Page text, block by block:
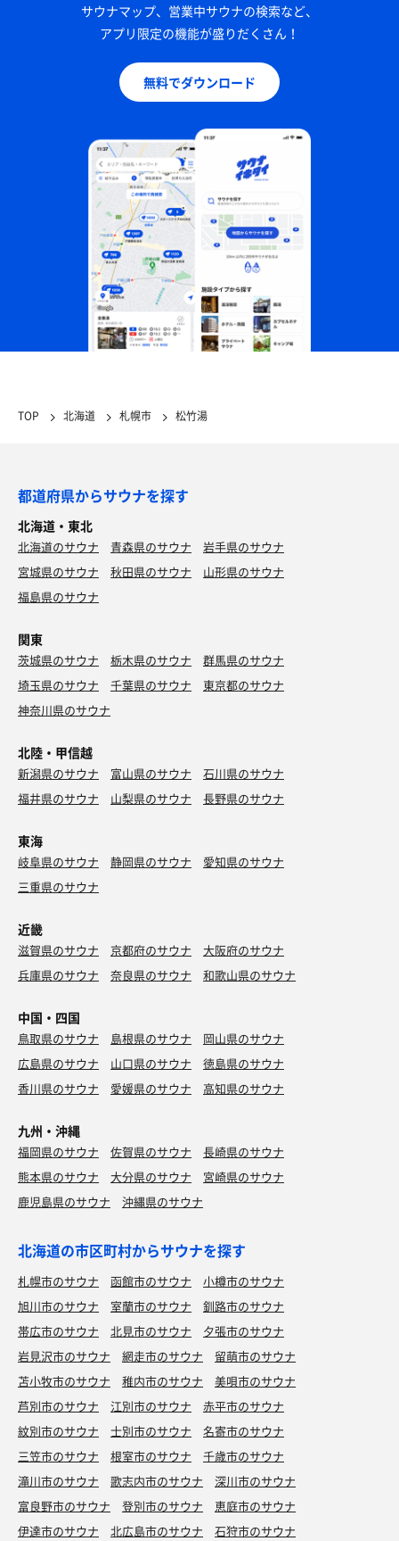
サウナマップ、営業中サウナの検索など、
アプリ限定の機能が盛りだくさん！
無料でダウンロード
TOP 北海道 札幌市 松竹湯
都道府県からサウナを探す
北海道・東北
北海道のサウナ 青森県のサウナ
岩手県のサウナ
宮城県のサウナ
秋田県のサウナ
山形県のサウナ
福島県のサウナ
関東
茨城県のサウナ 栃木県のサウナ
群馬県のサウナ
埼玉県のサウナ
千葉県のサウナ
東京都のサウナ
神奈川県のサウナ
北陸・甲信越
新潟県のサウナ 富山県のサウナ
石川県のサウナ
福井県のサウナ
山梨県のサウナ 長野県のサウナ
東海
岐阜県のサウナ 静岡県のサウナ
愛知県のサウナ
三重県のサウナ
近畿
滋賀県のサウナ 京都府のサウナ
大阪府のサウナ
兵庫県のサウナ
奈良県のサウナ 和歌山県のサウナ
中国・四国
鳥取県のサウナ 島根県のサウナ
岡山県のサウナ
広島県のサウナ
山口県のサウナ
徳島県のサウナ
香川県のサウナ
愛媛県のサウナ 高知県のサウナ
九州・沖縄
福岡県のサウナ 佐賀県のサウナ
長崎県のサウナ
熊本県のサウナ
大分県のサウナ
宮崎県のサウナ
鹿児島県のサウナ
沖縄県のサウナ
北海道の市区町村からサウナを探す
札幌市のサウナ 函館市のサウナ
小樽市のサウナ
旭川市のサウナ
室蘭市のサウナ
釧路市のサウナ
帯広市のサウナ
北見市のサウナ
夕張市のサウナ
岩見沢市のサウナ
網走市のサウナ
留萌市のサウナ
苫小牧市のサウナ
稚内市のサウナ
美唄市のサウナ
芦別市のサウナ
江別市のサウナ
赤平市のサウナ
紋別市のサウナ
士別市のサウナ
名寄市のサウナ
三笠市のサウナ
根室市のサウナ
千歳市のサウナ
滝川市のサウナ
歌志内市のサウナ
深川市のサウナ
富良野市のサウナ
登別市のサウナ
恵庭市のサウナ
伊達市のサウナ
北広島市のサウナ 石狩市のサウナ